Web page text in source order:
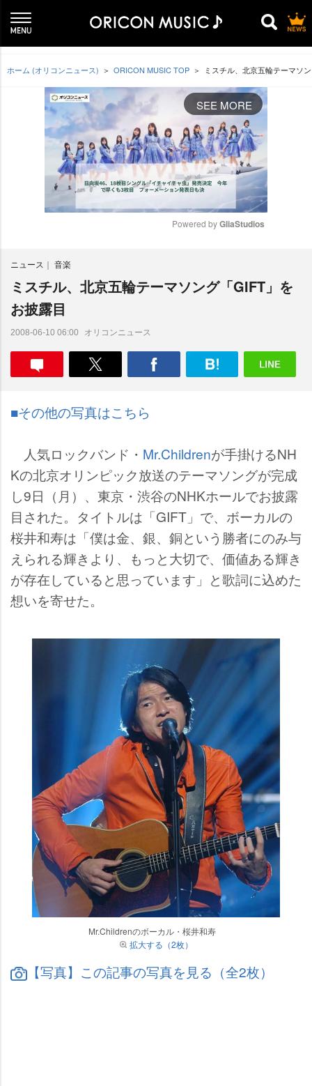
ホーム (オリコンニュース) ORICON MUSIC TOP ミスチル、北京五輪テーマソ
SEE MORE
t
Powered by GliaStudios
ニュース 音楽
ミスチル、北京五輪テーマソング「GIFT」を
お披露目
2008-06-10 06:00 オリコンニュース
■その他の写真はこちら
人気ロックバンド・ Mr.Childrenが手掛けるNH
Kの北京オリンピック放送のテーマソングが完成
し9日（月）、東京・渋谷のNHKホールでお披露
目された。タイトルは「GIFT」で、ボーカルの
桜井和寿は「僕は金、銀、銅という勝者にのみ与
えられる輝きより、もっと大切で、価値ある輝き
が存在していると思っています」と歌詞に込めた
想いを寄せた。
Mr.Childrenのボーカル・桜井和寿
拡大する（2枚）
【写真】この記事の写真を見る（全2枚）